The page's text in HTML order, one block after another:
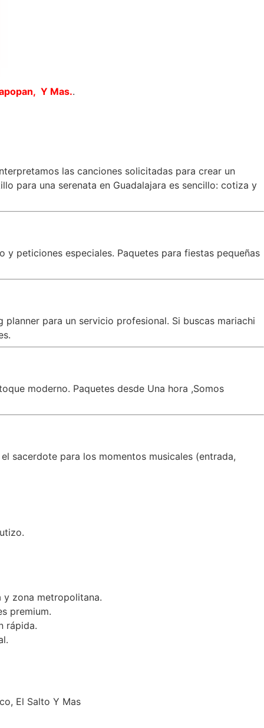
Y Mas..
las canciones solicitadas para crear un
para una serenata en Guadalajara es sencillo: cotiza y
peticiones especiales. Paquetes para fiestas pequeñas
para un servicio profesional. Si buscas mariachi
moderno. Paquetes desde Una hora ,Somos
sacerdote para los momentos musicales (entrada,
y zona metropolitana.
premium.
rápida.
El Salto Y Mas